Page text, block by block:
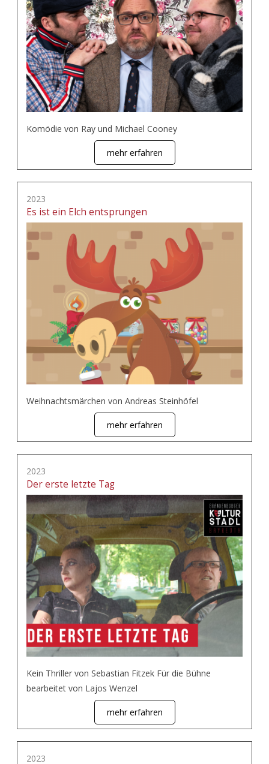
Komödie von Ray und Michael Cooney
mehr erfahren
2023
Es ist ein Elch entsprungen
Weihnachtsmärchen von Andreas Steinhöfel
mehr erfahren
2023
Der erste letzte Tag
Kein Thriller von Sebastian Fitzek Für die Bühne
bearbeitet von Lajos Wenzel
mehr erfahren
2023